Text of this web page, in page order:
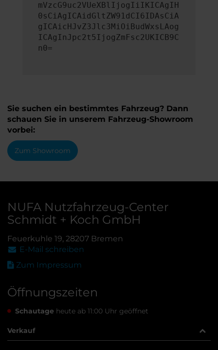
mVzcG9uc2VUeXBlIjogIiIKICAgIH
0sCiAgICAidGltZW91dCI6IDAsCiA
gICAicHJvZ3Jlc3MiOiBudWxsLAog
ICAgInJpc2t5IjogZmFsc2UKICB9C
n0=
Sie suchen ein bestimmtes Fahrzeug? Dann
schauen Sie in unserem Fahrzeug-Showroom
vorbei:
Zum Showroom
NUFA Nutzfahrzeug-Center
Schmidt + Koch GmbH
Feuerkuhle 19, 28207 Bremen
E-Mail schreiben
Zum Impressum
Öffnungszeiten
Schautage heute ab 11:00 Uhr geöffnet
Verkauf